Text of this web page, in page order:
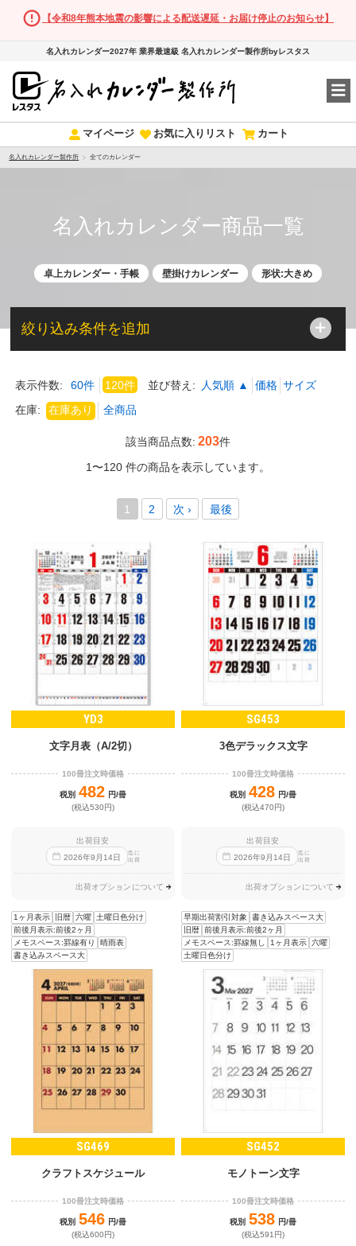
【令和8年熊本地震の影響による配送遅延・お届け停止のお知らせ】
名入れカレンダー2027年 業界最速級 名入れカレンダー製作所byレスタス
マイページ お気に入りリスト カート
名入れカレンダー製作所 全てのカレンダー
名入れカレンダー商品一覧
卓上カレンダー・手帳 壁掛けカレンダー 形状:大きめ
絞り込み条件を追加
表示件数: 60件 120件 並び替え: 人気順 ▲ 価格 サイズ
在庫:
該当商品点数: 203件
1〜120 件の商品を表示しています。
1 2 次 › 最後
YD3
文字月表（A/2切）
100冊注文時価格
税別 482 円/冊
(税込530円)
出荷目安
2026年9 月14日
迄に
出荷
出荷オプションについて
1ヶ月表示 旧暦 六曜 土曜日色分け
前後月表示:前後2ヶ月
メモスペース:罫線有り
晴雨表
書き込みスペース大
SG453
3色デラックス文字
100冊注文時価格
税別 428 円/冊
(税込470円)
出荷目安
2026年9 月14日
迄に
出荷
出荷オプションについて
早期出荷割引対象
書き込みスペース大
旧暦 前後月表示:前後2ヶ月
メモスペース:罫線無し
1ヶ月表示 六曜
土曜日色分け
SG469
クラフトスケジュール
100冊注文時価格
税別 546 円/冊
(税込600円)
SG452
モノトーン文字
100冊注文時価格
税別 538 円/冊
(税込591円)